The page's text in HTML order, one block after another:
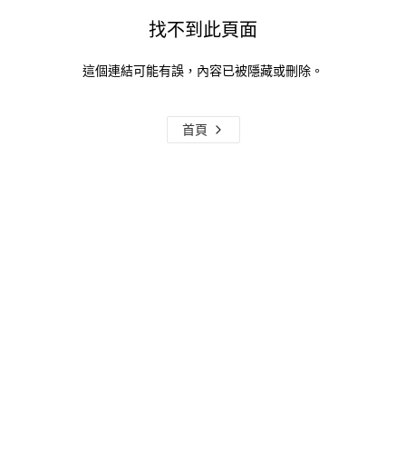
找不到此頁面
這個連結可能有誤，內容已被隱藏或刪除。
首頁